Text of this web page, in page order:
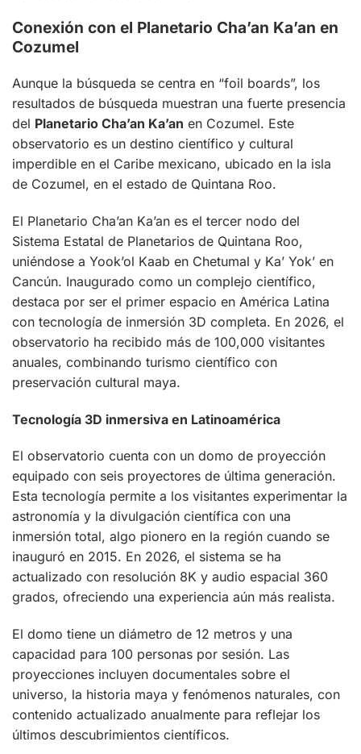
Conexión con el Planetario Cha’an Ka’an en
Cozumel
Aunque la búsqueda se centra en “foil boards”, los
resultados de búsqueda muestran una fuerte presencia
del Planetario Cha’an Ka’an en Cozumel. Este
observatorio es un destino científico y cultural
imperdible en el Caribe mexicano, ubicado en la isla
de Cozumel, en el estado de Quintana Roo.
El Planetario Cha’an Ka’an es el tercer nodo del
Sistema Estatal de Planetarios de Quintana Roo,
uniéndose a Yook’ol Kaab en Chetumal y Ka’ Yok’ en
Cancún. Inaugurado como un complejo científico,
destaca por ser el primer espacio en América Latina
con tecnología de inmersión 3D completa. En 2026, el
observatorio ha recibido más de 100,000 visitantes
anuales, combinando turismo científico con
preservación cultural maya.
Tecnología 3D inmersiva en Latinoamérica
El observatorio cuenta con un domo de proyección
equipado con seis proyectores de última generación.
Esta tecnología permite a los visitantes experimentar la
astronomía y la divulgación científica con una
inmersión total, algo pionero en la región cuando se
inauguró en 2015. En 2026, el sistema se ha
actualizado con resolución 8K y audio espacial 360
grados, ofreciendo una experiencia aún más realista.
El domo tiene un diámetro de 12 metros y una
capacidad para 100 personas por sesión. Las
proyecciones incluyen documentales sobre el
universo, la historia maya y fenómenos naturales, con
contenido actualizado anualmente para reflejar los
últimos descubrimientos científicos.